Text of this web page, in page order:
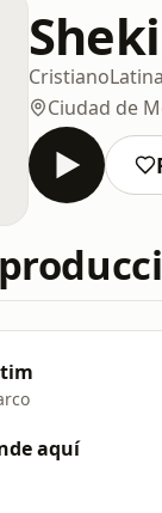
CristianoLatina
Ciudad de
aquí